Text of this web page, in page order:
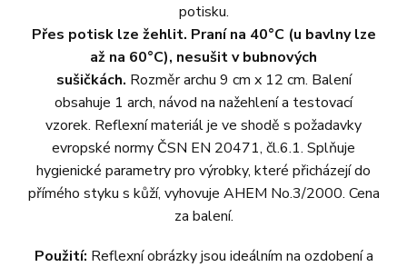
potisku.
Přes potisk lze žehlit. Praní na 40°C (u bavlny lze
až na 60°C), nesušit v bubnových
sušičkách. Rozměr archu 9 cm x 12 cm. Balení
obsahuje 1 arch, návod na nažehlení a testovací
vzorek. Reflexní materiál je ve shodě s požadavky
evropské normy ČSN EN 20471, čl.6.1. Splňuje
hygienické parametry pro výrobky, které přicházejí do
přímého styku s kůží, vyhovuje AHEM No.3/2000. Cena
za balení.
Použití: Reflexní obrázky jsou ideálním na ozdobení a